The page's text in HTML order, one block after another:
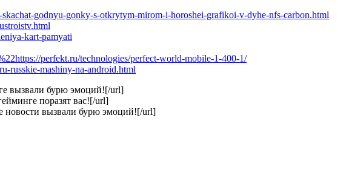
godnyu-gonky-s-otkrytym-mirom-i-horoshei-grafikoi-v-dyhe-nfs-carbon.html
kart-pamyati
perfekt.ru/technologies/perfect-world-mobile-1-400-1/
russkie-mashiny-na-android.html
вызвали бурю эмоций![/url]
поразят вас![/url]
новости вызвали бурю эмоций![/url]